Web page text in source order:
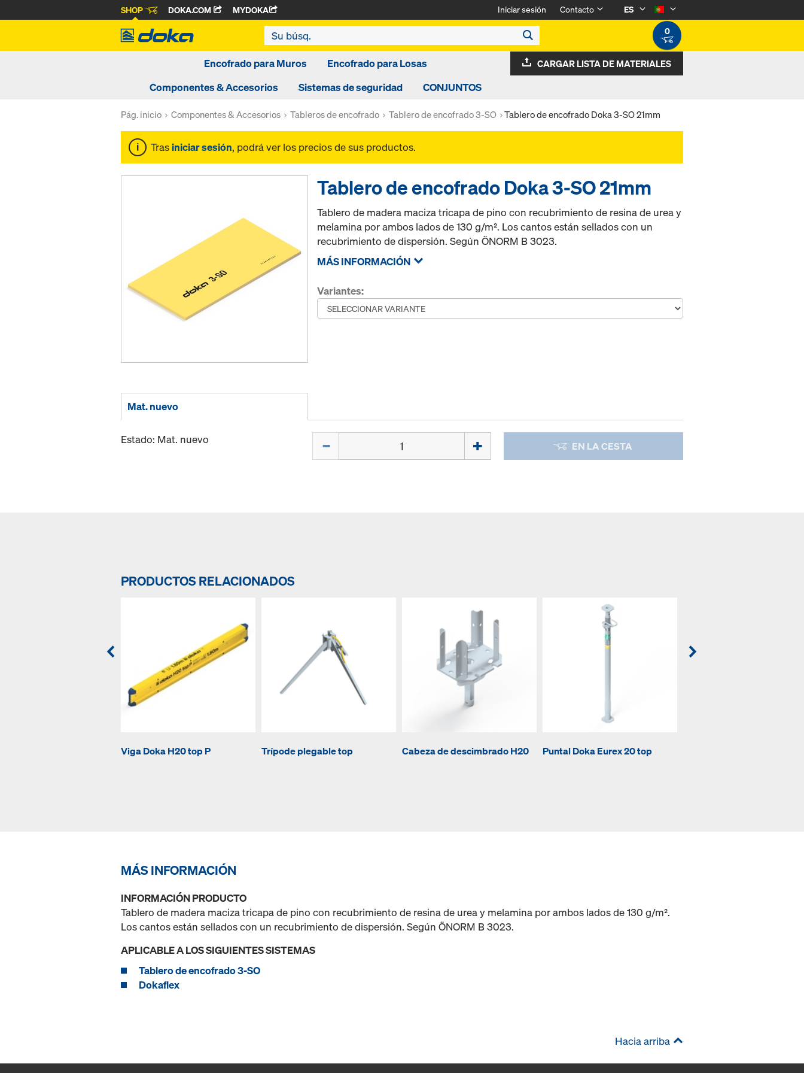
SHOP DOKA.COM MYDOKA Iniciar sesión Contacto
ES
0
Encofrado para Muros
Encofrado para Losas
Componentes & Accesorios
Sistemas de seguridad CONJUNTOS
CARGAR LISTA DE MATERIALES
Pág. inicio Componentes & Accesorios Tableros de encofrado Tablero de encofrado 3-SO Tablero de encofrado Doka 3-SO 21mm
Tras iniciar sesión, podrá ver los precios de sus productos.
Tablero de encofrado Doka 3-SO 21mm
Tablero de madera maciza tricapa de pino con recubrimiento de resina de urea y
melamina por ambos lados de 130 g/m². Los cantos están sellados con un
recubrimiento de dispersión. Según ÖNORM B 3023.
MÁS INFORMACIÓN
Variantes:
Mat. nuevo
Estado: Mat. nuevo EN LA CESTA
PRODUCTOS RELACIONADOS
Viga Doka H20 top P Trípode plegable top Cabeza de descimbrado H20 Puntal Doka Eurex 20 top
MÁS INFORMACIÓN
INFORMACIÓN PRODUCTO
Tablero de madera maciza tricapa de pino con recubrimiento de resina de urea y melamina por ambos lados de 130 g/m².
Los cantos están sellados con un recubrimiento de dispersión. Según ÖNORM B 3023.
APLICABLE A LOS SIGUIENTES SISTEMAS
Tablero de encofrado 3-SO
Dokaflex
Hacia arriba